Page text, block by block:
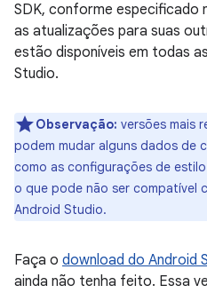
SDK, conforme especificado
as atualizações para suas
estão disponíveis em todas
Studio.
Observação: versões mais
podem mudar alguns dados de
como as configurações de
o que pode não ser compatível
Android Studio.
Faça o download do Android
ainda não tenha feito. Essa